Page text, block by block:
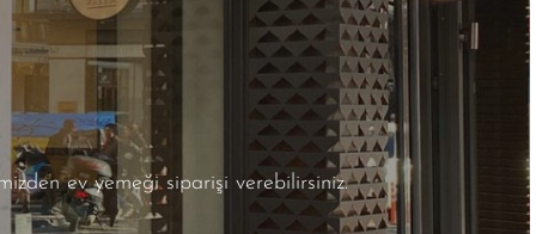
ev yemeği siparişi verebilirsiniz.